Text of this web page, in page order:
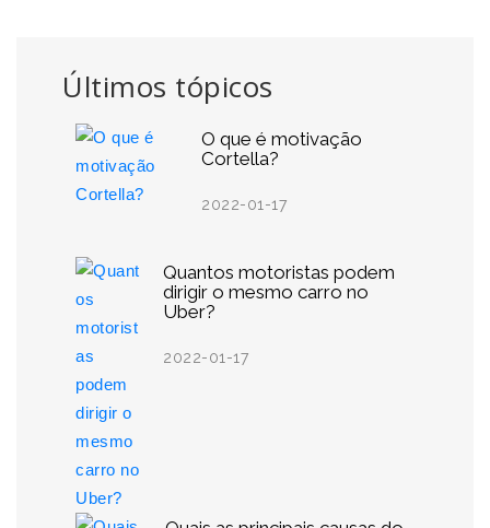
Últimos tópicos
O que é motivação
Cortella?
2022-01-17
Quantos motoristas podem
dirigir o mesmo carro no
Uber?
2022-01-17